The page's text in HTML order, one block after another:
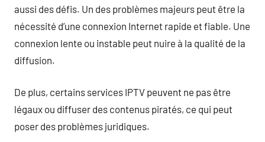
aussi des défis. Un des problèmes majeurs peut être la
nécessité d’une connexion Internet rapide et fiable. Une
connexion lente ou instable peut nuire à la qualité de la
diffusion.
De plus, certains services IPTV peuvent ne pas être
légaux ou diffuser des contenus piratés, ce qui peut
poser des problèmes juridiques.